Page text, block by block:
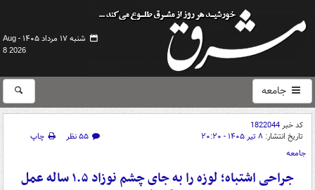
شنبه ۱۷ مرداد ۱۴۰۵ -
Aug
8 2026
جامعه
کد خبر1822044
تاریخ انتشار: ۸ تیر ۱۴۰۵ - ۲۰:۲۰ ۵۵ نظر
چاپ
جامعه
جراحی اشتباه؛ لوزه را به جای چشم نوزاد ۱.۵ ساله عمل